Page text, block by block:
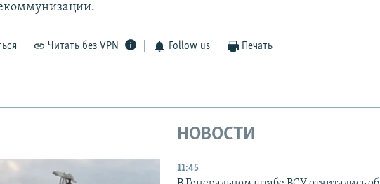
Читать без VPN Follow us Печать
НОВОСТИ
11:45